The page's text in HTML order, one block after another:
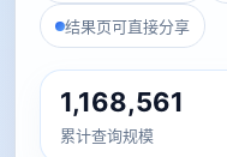
结果页可直接分享
1,168,561
累计查询规模